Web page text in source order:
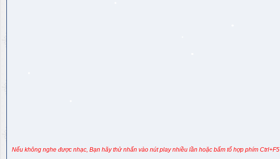
Nếu không nghe được nhạc, Bạn hãy thử nhấn vào nút play nhiều lần hoặc bấm tổ hợp phím Ctrl+F5